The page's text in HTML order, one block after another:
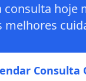
consulta hoje
melhores
Consulta